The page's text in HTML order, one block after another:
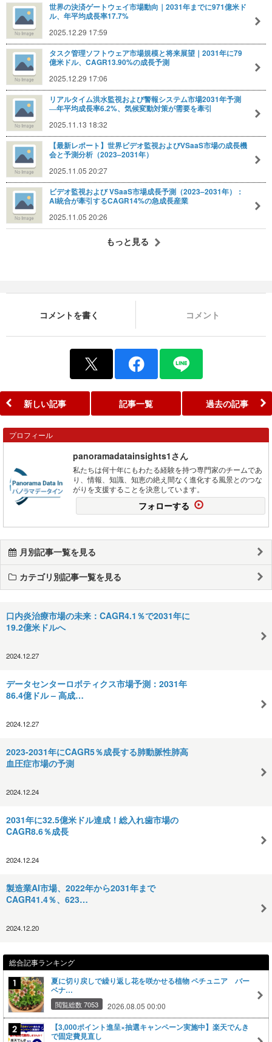
世界の決済ゲートウェイ市場動向｜2031年までに971億米ド
ル、年平均成長率17.7%
2025.12.29 17:59
タスク管理ソフトウェア市場規模と将来展望｜2031年に79
億米ドル、CAGR13.90%の成長予測
2025.12.29 17:06
リアルタイム洪水監視および警報システム市場2031年予測
―年平均成長率6.2%、気候変動対策が需要を牽引
2025.11.13 18:32
【最新レポート】世界ビデオ監視およびVSaaS市場の成長機
会と予測分析（2023–2031年）
2025.11.05 20:27
ビデオ監視および VSaaS市場成長予測（2023–2031年）：
AI統合が牽引するCAGR14%の急成長産業
2025.11.05 20:26
もっと見る
コメントを書く コメント
新しい記事 記事一覧 過去の記事
プロフィール
panoramadatainsights1さん
私たちは何十年にもわたる経験を持つ専門家のチームであ
り、情報、知識、知恵の絶え間なく進化する風景とのつな
がりを支援することを決意しています。
フォローする
月別記事一覧を見る
カテゴリ別記事一覧を見る
口内炎治療市場の未来：CAGR4.1％で2031年に
19.2億米ドルへ
2024.12.27
データセンターロボティクス市場予測：2031年
86.4億ドル – 高成…
2024.12.27
2023-2031年にCAGR5％成長する肺動脈性肺高
血圧症市場の予測
2024.12.24
2031年に32.5億米ドル達成！総入れ歯市場の
CAGR8.6％成長
2024.12.24
製造業AI市場、2022年から2031年まで
CAGR41.4％、623…
2024.12.20
総合記事ランキング
夏に切り戻しで繰り返し花を咲かせる植物 ペチュニア バー
ベナ…
閲覧総数 7053 2026.08.05 00:00
【3,000ポイント進呈×抽選キャンペーン実施中】楽天でんき
で固定費見直し